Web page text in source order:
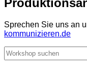
Sprechen Sie uns an
kommunizieren.de
Suchen